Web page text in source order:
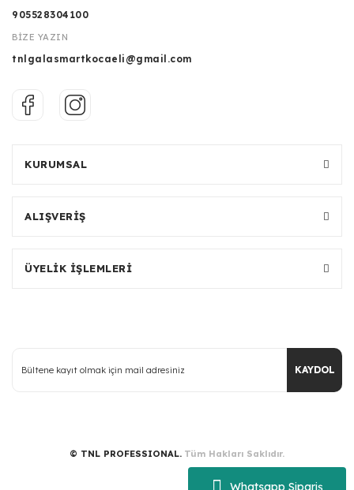
Whatsapp Sipariş
905528304100
BİZE YAZIN
tnlgalasmartkocaeli@gmail.com
KURUMSAL
ALIŞVERİŞ
ÜYELİK İŞLEMLERİ
KAYDOL
© TNL PROFESSIONAL. Tüm Hakları Saklıdır.